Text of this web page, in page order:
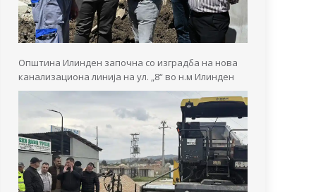
Општина Илинден започна со изградба на нова
канализациона линија на ул. „8“ во н.м Илинден